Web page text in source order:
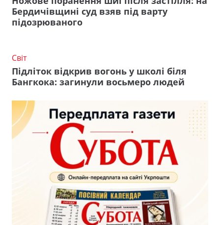
Бердичівщині суд взяв під варту
підозрюваного
Світ
Підліток відкрив вогонь у школі біля
Бангкока: загинули восьмеро людей